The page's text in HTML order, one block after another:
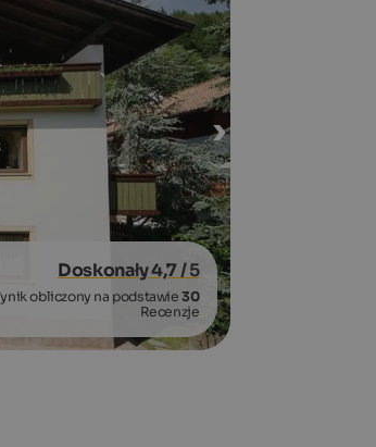
Doskonały 4,7/ 5
obliczony na podstawie30
Recenzje